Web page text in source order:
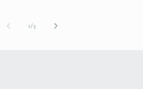
1 /of3